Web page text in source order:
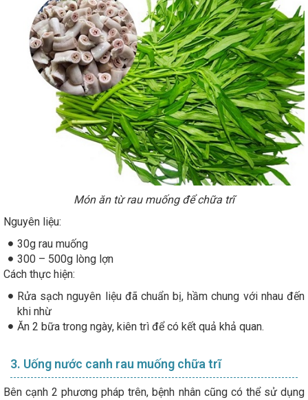
Món ăn từ rau muống để chữa trĩ
Nguyên liệu:
30g rau muống
300 – 500g lòng lợn
Cách thực hiện:
Rửa sạch nguyên liệu đã chuẩn bị, hầm chung với nhau đến
khi nhừ
Ăn 2 bữa trong ngày, kiên trì để có kết quả khả quan.
3. Uống nước canh rau muống chữa trĩ
Bên cạnh 2 phương pháp trên, bệnh nhân cũng có thể sử dụng